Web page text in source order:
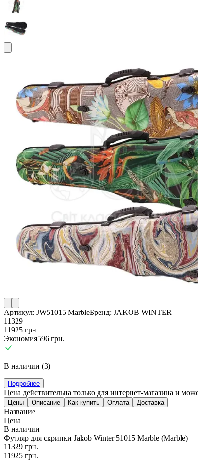
Артикул: JW51015 MarbleБренд: JAKOB WINTER
11329
11925 грн.
Экономия596 грн.
В наличии (3)
Подробнее
Цена действительна только для интернет-магазина и
Цены Описание Как купить Оплата Доставка
Название
Цена
В наличии
Футляр для скрипки Jakob Winter 51015 Marble (Marble)
11329 грн.
11925 грн.